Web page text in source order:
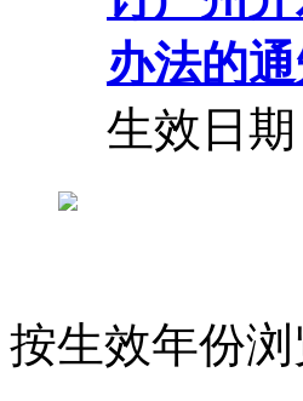
办法的
生效日
按生效年份浏